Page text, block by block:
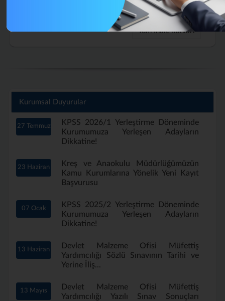
Tüm İhale İlanları
Kurumsal Duyurular
27 Temmuz
KPSS 2026/1 Yerleştirme Döneminde
Kurumumuza Yerleşen Adayların
Dikkatine!
23 Haziran
Kreş ve Anaokulu Müdürlüğümüzün
Kamu Kurumlarına Yönelik Yeni Kayıt
Başvurusu
07 Ocak
KPSS 2025/2 Yerleştirme Döneminde
Kurumumuza Yerleşen Adayların
Dikkatine!
13 Haziran
Devlet Malzeme Ofisi Müfettiş
Yardımcılığı Sözlü Sınavının Tarihi ve
Yerine İliş...
13 Mayıs
Devlet Malzeme Ofisi Müfettiş
Yardımcılığı Yazılı Sınav Sonuçları